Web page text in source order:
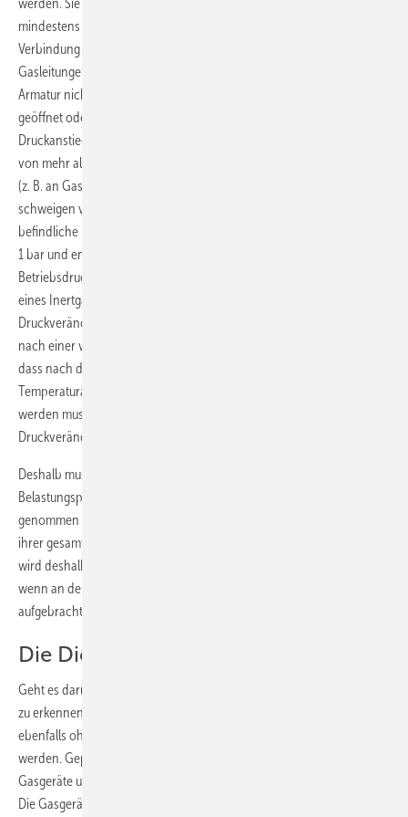
mindestens dem Prüfdruck der Belas­tungsprüfung entsprechen. Eine
Verbindung der zu überprüfenden Leitung zu in Betrieb befindlichen
Gasleitungen darf nicht bestehen. Dabei gilt eine nur geschlossene
Armatur nicht als sichere Trennung. Die Armatur könnte versehentlich
geöffnet oder undicht werden. Die Folge wäre ein erheblicher
Druckanstieg in dem in Betrieb befindlichen System. Schon ein Druck
von mehr als 150 mbar ­kann hier beträchtliche Schäden verursachen
(z. B. an Gasgeräten oder an Gas-Druckregelgeräten). Ganz zu
schweigen von der Tatsache, dass so eventuell Luft in die in Betrieb
befindliche Leitung gelangen würde. Schließlich beträgt der Prüfdruck
1 bar und entspricht damit dem rund 44-fachen des späteren
Betriebsdruckes. Aufgebracht wird dieser mit Luft oder durch Einsatz
eines Inertgases. Das Messgerät muss so genau an­­ zeigen, dass
Druckveränderungen von 100 bar erkennbar sind. Die Forderung
nach einer verhältnismäßig groben Druckanzeige und die Tatsache,
dass nach der Druckbeaufschlagung keine Wartezeit für eine
Temperaturanpassung des Prüfgases an die Leitung abgewartet
werden muss, machen klar, dass es hier nicht in erster Linie um
Druckveränderungen geht.
Deshalb muss während der mindestens zehnminütigen
Belastungsprüfung die Leitung auch optisch in Augenschein
genommen werden. Klar, dass die Leitung für diese Kontrolle noch auf
ihrer gesamten Länge zugänglich sein muss. Die Belastungsprüfung
wird deshalb unmittelbar nach der Rohinstallation durchgeführt,
wenn an den Verbindungsstellen noch kein Korrosionsschutz
aufgebracht und die Leitung noch nicht verputzt bzw. verdeckt wurde.
Die Dichtheitsprüfung
Geht es darum, kleinste Undichtheiten an Niederdruck-Gasleitungen
zu erkennen, kommt die Dichtheitsprüfung zum Zuge. Diese muss
ebenfalls ohne Verbindung zu gasführenden Leitungsteilen ausgeführt
werden. Geprüft werden alle Leitungsteile, mit Ausnahme der
Gasgeräte und der zugehörigen Regel- und Sicherheitseinrichtungen.
Die Gasgerätehähne bleiben bei der Ausführung der